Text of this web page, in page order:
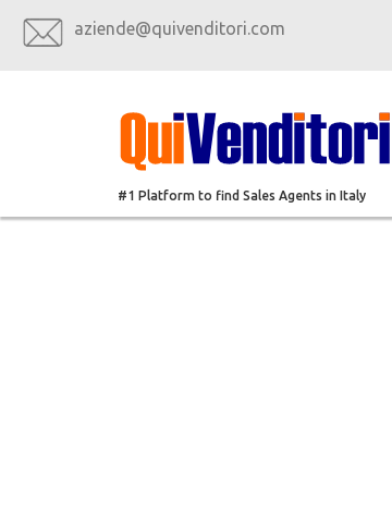
aziende@quivenditori.com
#1 Platform to find Sales Agents in Italy